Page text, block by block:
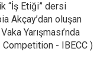
“İş Etiği” dersi
Akçay’dan oluşan
Yarışması’nda
- IBECC )